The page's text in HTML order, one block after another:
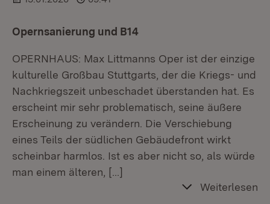
Opernsanierung und B14
OPERNHAUS: Max Littmanns Oper ist der einzige
kulturelle Großbau Stuttgarts, der die Kriegs- und
Nachkriegszeit unbeschadet überstanden hat. Es
erscheint mir sehr problematisch, seine äußere
Erscheinung zu verändern. Die Verschiebung
eines Teils der südlichen Gebäudefront wirkt
scheinbar harmlos. Ist es aber nicht so, als würde
man einem älteren, […]
Weiterlesen